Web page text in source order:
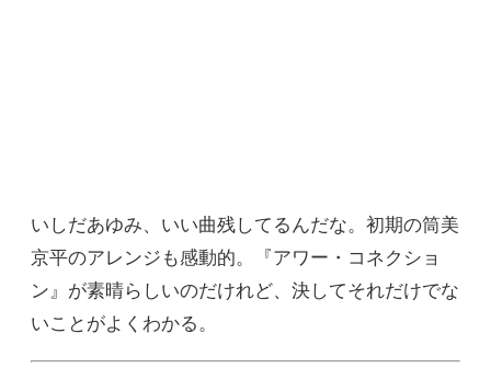
いしだあゆみ、いい曲残してるんだな。初期の筒美
京平のアレンジも感動的。『アワー・コネクショ
ン』が素晴らしいのだけれど、決してそれだけでな
いことがよくわかる。